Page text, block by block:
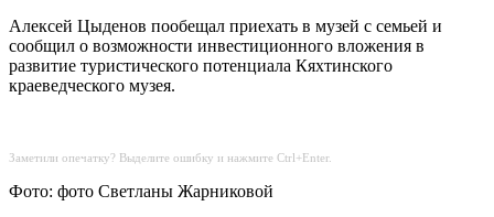
Алексей Цыденов пообещал приехать в музей с семьей и
сообщил о возможности инвестиционного вложения в
развитие туристического потенциала Кяхтинского
краеведческого музея.
Заметили опечатку? Выделите ошибку и нажмите Ctrl+Enter.
Фото: фото Светланы Жарниковой